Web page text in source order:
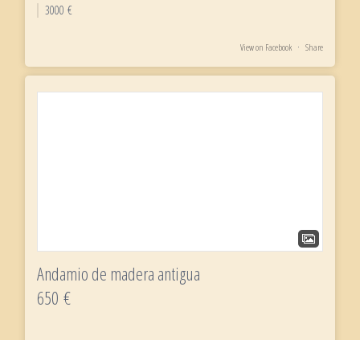
3000 €
View on Facebook · Share
Andamio de madera antigua
650 €